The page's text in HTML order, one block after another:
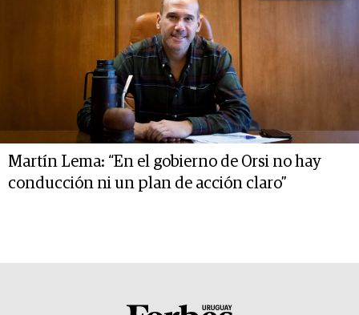
Martín Lema: “En el gobierno de Orsi no hay
conducción ni un plan de acción claro”